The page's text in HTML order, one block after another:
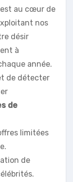
est au cœur de
nos
désir
à
année.
de détecter
de
limitées
de